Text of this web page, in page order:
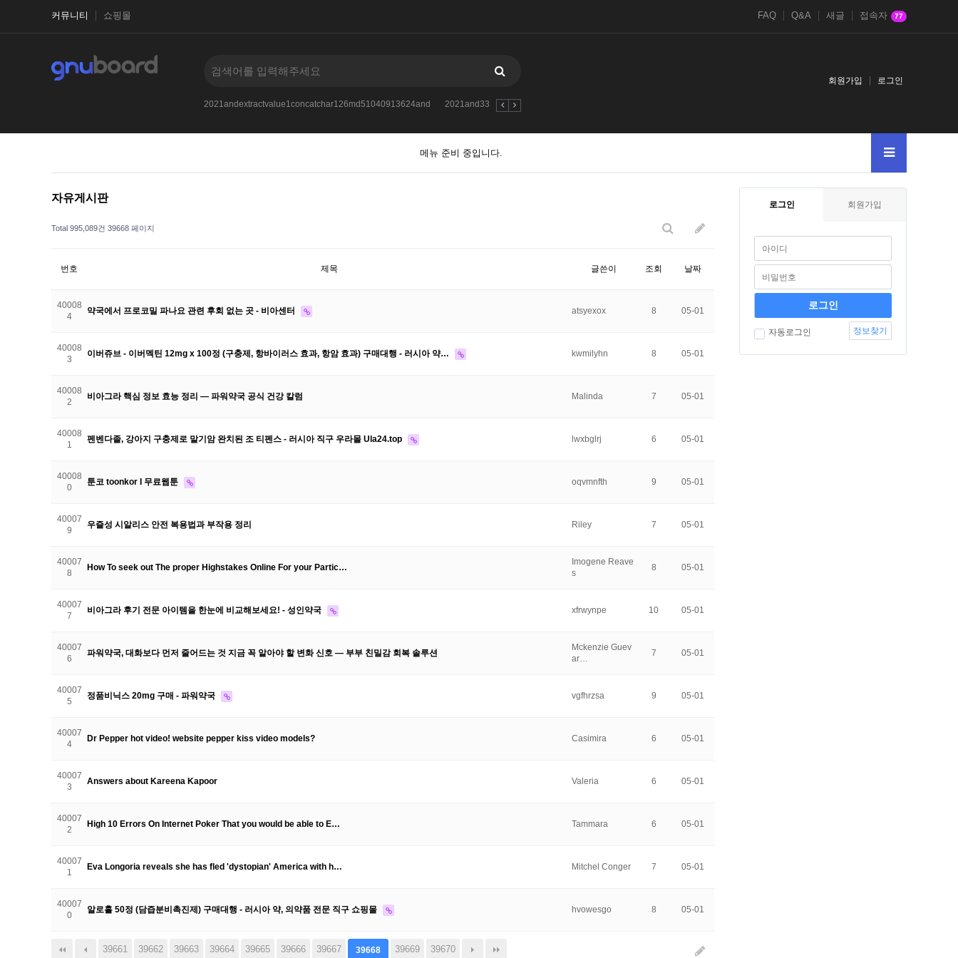
커뮤니티 쇼핑몰 FAQ Q&A 새글 접속자 77
2021andextractvalue1concatchar126md51040913624and 2021and33iKPfBPywXLKq
회원가입 로그인
메뉴 준비 중입니다.
자유게시판
Total 995,089건 39668 페이지
번호 제목 글쓴이 조회 날짜
40008
4
약국에서 프로코밀 파나요 관련 후회 없는 곳 - 비아센터 atsyexox 8 05-01
40008
3
이버쥬브 - 이버멕틴 12mg x 100정 (구충제, 항바이러스 효과, 항암 효과) 구매대행 - 러시아 약… kwmilyhn 8 05-01
40008
2
비아그라 핵심 정보 효능 정리 — 파워약국 공식 건강 칼럼 Malinda 7 05-01
40008
1
펜벤다졸, 강아지 구충제로 말기암 완치된 조 티펜스 - 러시아 직구 우라몰 Ula24.top lwxbglrj 6 05-01
40008
0
툰코 toonkor I 무료웹툰 oqvmnfth 9 05-01
40007
9
우즐성 시알리스 안전 복용법과 부작용 정리 Riley 7 05-01
40007
8
How To seek out The proper Highstakes Online For your Partic…
Imogene Reave
s
8 05-01
40007
7
비아그라 후기 전문 아이템을 한눈에 비교해보세요! - 성인약국 xfrwynpe 10 05-01
40007
6
파워약국, 대화보다 먼저 줄어드는 것 지금 꼭 알아야 할 변화 신호 — 부부 친밀감 회복 솔루션
Mckenzie Guev
ar…
7 05-01
40007
5
정품비닉스 20mg 구매 - 파워약국 vgfhrzsa 9 05-01
40007
4
Dr Pepper hot video! website pepper kiss video models? Casimira 6 05-01
40007
3
Answers about Kareena Kapoor Valeria 6 05-01
40007
2
High 10 Errors On Internet Poker That you would be able to E… Tammara 6 05-01
40007
1
Eva Longoria reveals she has fled 'dystopian' America with h… Mitchel Conger 7 05-01
40007
0
알로홀 50정 (담즙분비촉진제) 구매대행 - 러시아 약, 의약품 전문 직구 쇼핑몰 hvowesgo 8 05-01
39661 39662 39663 39664 39665 39666 39667 39668 39669 39670
다음 맨끝
로그인 회원가입
자동로그인 정보찾기